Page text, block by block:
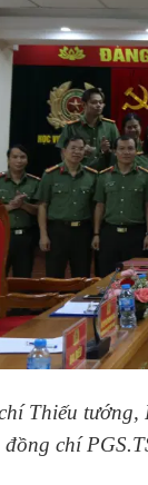
Thiếu tướng,
đồng chí